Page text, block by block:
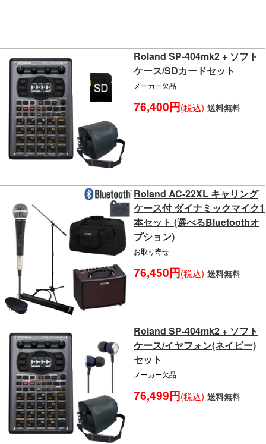
Roland SP-404mk2 + ソフト
ケース/SDカードセット
メーカー欠品
76,400円(税込) 送料無料
Roland AC-22XL キャリング
ケース付 ダイナミックマイク1
本セット (選べるBluetoothオ
プション)
お取り寄せ
76,450円(税込) 送料無料
Roland SP-404mk2 + ソフト
ケース/イヤフォン(ネイビー)
セット
メーカー欠品
76,499円(税込) 送料無料